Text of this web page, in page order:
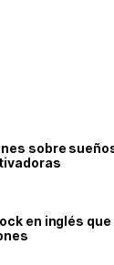
sobre
en inglés